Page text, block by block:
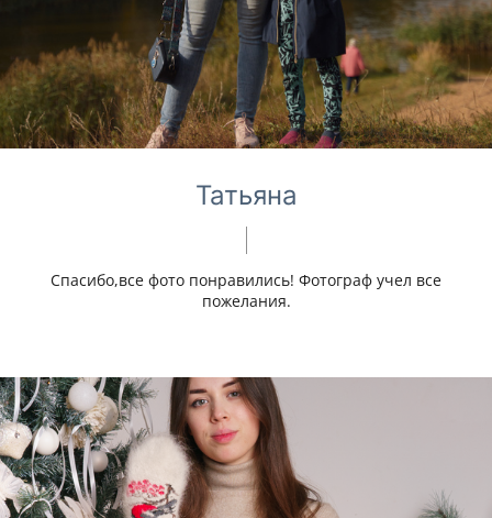
Татьяна
Спасибо,все фото понравились! Фотограф учел все
пожелания.